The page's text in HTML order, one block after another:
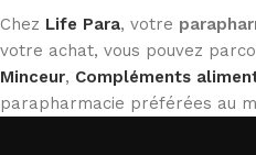
Chez Life Para, votre
votre achat, vous pouvez
Minceur, Compléments
parapharmacie préférées au